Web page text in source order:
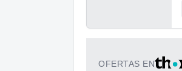
OFERTAS EN